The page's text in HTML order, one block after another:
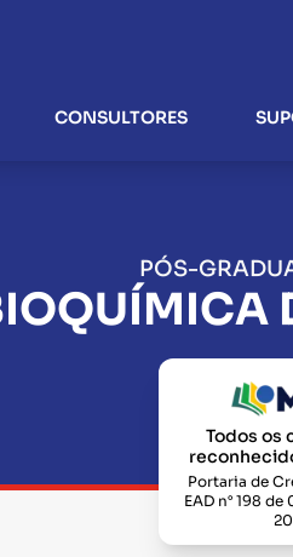
CONSULTORES
PÓS-
Todos os
Portaria de
EAD n° 198